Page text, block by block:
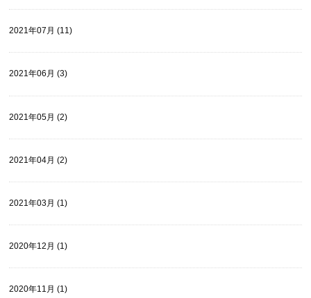
2021年07月 (11)
2021年06月 (3)
2021年05月 (2)
2021年04月 (2)
2021年03月 (1)
2020年12月 (1)
2020年11月 (1)